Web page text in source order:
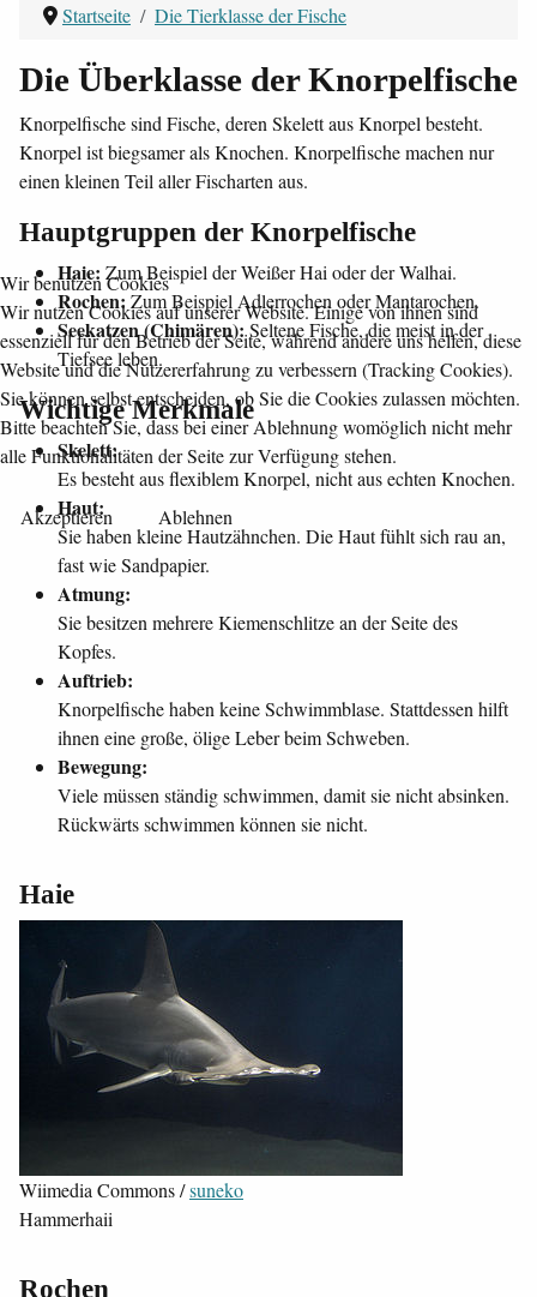
Startseite Die Tierklasse der Fische
Die Überklasse der Knorpelfische
Knorpelfische sind Fische, deren Skelett aus Knorpel besteht.
Knorpel ist biegsamer als Knochen. Knorpelfische machen nur
einen kleinen Teil aller Fischarten aus.
Hauptgruppen der Knorpelfische
Haie: Zum Beispiel der Weißer Hai oder der Walhai.
Rochen: Zum Beispiel Adlerrochen oder Mantarochen.
Seekatzen (Chimären):Seltene Fische, die meist in der
Tiefsee leben.
Wichtige Merkmale
Skelett:
Es besteht aus flexiblem Knorpel, nicht aus echten Knochen.
Haut:
Sie haben kleine Hautzähnchen. Die Haut fühlt sich rau an,
fast wie Sandpapier.
Atmung:
Sie besitzen mehrere Kiemenschlitze an der Seite des
Kopfes.
Auftrieb:
Knorpelfische haben keine Schwimmblase. Stattdessen hilft
ihnen eine große, ölige Leber beim Schweben.
Bewegung:
Viele müssen ständig schwimmen, damit sie nicht absinken.
Rückwärts schwimmen können sie nicht.
Haie
Wiimedia Commons /suneko
Hammerhaii
Rochen
Wir benutzen Cookies
Wir nutzen Cookies auf unserer Website. Einige von ihnen sind
essenziell für den Betrieb der Seite, während andere uns helfen, diese
Website und die Nutzererfahrung zu verbessern (Tracking Cookies).
Sie können selbst entscheiden, ob Sie die Cookies zulassen möchten.
Bitte beachten Sie, dass bei einer Ablehnung womöglich nicht mehr
alle Funktionalitäten der Seite zur Verfügung stehen.
Akzeptieren Ablehnen